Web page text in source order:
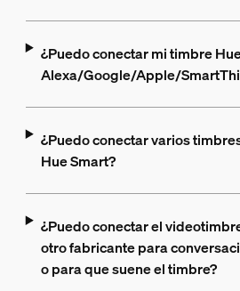
¿Puedo conectar mi timbre
Alexa/Google/Apple/
¿Puedo conectar varios
Hue Smart?
¿Puedo conectar el
otro fabricante para
o para que suene el timbre?